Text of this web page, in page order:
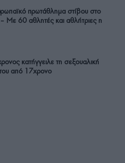
πρωτάθλημα στίβου στο
Με 60 αθλητές και αθλήτριες η
κατήγγειλε τη σεξουαλική
από 17χρονο